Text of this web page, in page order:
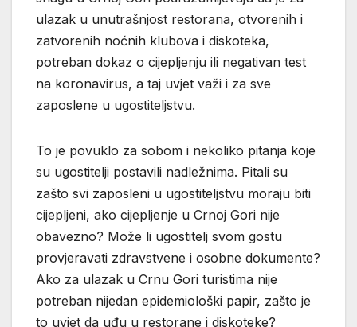
ulazak u unutrašnjost restorana, otvorenih i
zatvorenih noćnih klubova i diskoteka,
potreban dokaz o cijepljenju ili negativan test
na koronavirus, a taj uvjet važi i za sve
zaposlene u ugostiteljstvu.
To je povuklo za sobom i nekoliko pitanja koje
su ugostitelji postavili nadležnima. Pitali su
zašto svi zaposleni u ugostiteljstvu moraju biti
cijepljeni, ako cijepljenje u Crnoj Gori nije
obavezno? Može li ugostitelj svom gostu
provjeravati zdravstvene i osobne dokumente?
Ako za ulazak u Crnu Gori turistima nije
potreban nijedan epidemiološki papir, zašto je
to uvjet da uđu u restorane i diskoteke?